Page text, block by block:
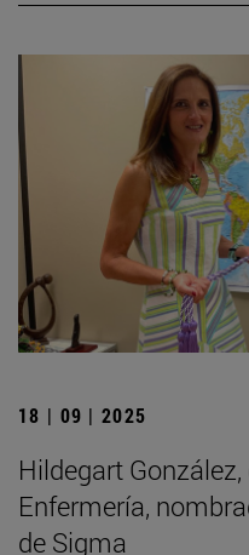
18 | 09 | 2025
Hildegart
Enfermería,
de Sigma